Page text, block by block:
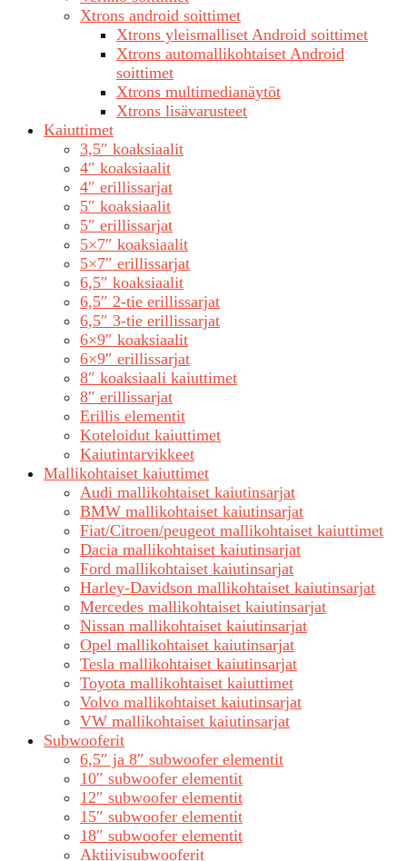
Xtrons android soittimet
Xtrons yleismalliset Android soittimet
Xtrons automallikohtaiset Android
soittimet
Xtrons multimedianäytöt
Xtrons lisävarusteet
Kaiuttimet
3,5″ koaksiaalit
4″ koaksiaalit
4″ erillissarjat
5″ koaksiaalit
5″ erillissarjat
5×7″ koaksiaalit
5×7″ erillissarjat
6,5″ koaksiaalit
6,5″ 2-tie erillissarjat
6,5″ 3-tie erillissarjat
6×9″ koaksiaalit
6×9″ erillissarjat
8″ koaksiaali kaiuttimet
8″ erillissarjat
Erillis elementit
Koteloidut kaiuttimet
Kaiutintarvikkeet
Mallikohtaiset kaiuttimet
Audi mallikohtaiset kaiutinsarjat
BMW mallikohtaiset kaiutinsarjat
Fiat/Citroen/peugeot mallikohtaiset kaiuttimet
Dacia mallikohtaiset kaiutinsarjat
Ford mallikohtaiset kaiutinsarjat
Harley-Davidson mallikohtaiset kaiutinsarjat
Mercedes mallikohtaiset kaiutinsarjat
Nissan mallikohtaiset kaiutinsarjat
Opel mallikohtaiset kaiutinsarjat
Tesla mallikohtaiset kaiutinsarjat
Toyota mallikohtaiset kaiuttimet
Volvo mallikohtaiset kaiutinsarjat
VW mallikohtaiset kaiutinsarjat
Subwooferit
6,5″ ja 8″ subwoofer elementit
10″ subwoofer elementit
12″ subwoofer elementit
15″ subwoofer elementit
18″ subwoofer elementit
Aktiivisubwooferit